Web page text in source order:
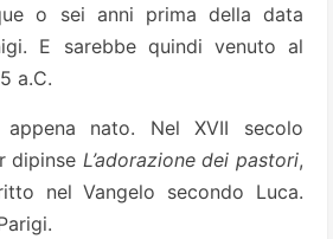
o sei anni prima della data
E sarebbe quindi venuto al
a.C.
nato. Nel XVII secolo
dipinse L’adorazione dei pastori,
nel Vangelo secondo Luca.